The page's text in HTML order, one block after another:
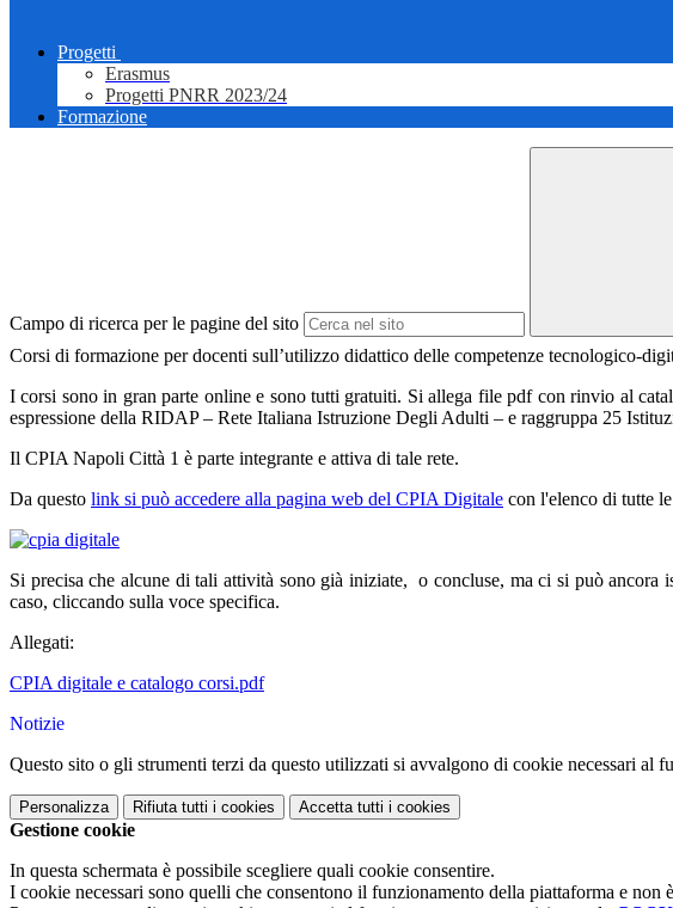
Progetti
Erasmus
Progetti PNRR 2023/24
Formazione
Campo di ricerca per le pagine del sito
Corsi di formazione per docenti sull’utilizzo didattico delle competenze tecnologico-
I corsi sono in gran parte online e sono tutti gratuiti. Si allega file pdf con rinvio al
espressione della RIDAP – Rete Italiana Istruzione Degli Adulti – e raggruppa 25
Il CPIA Napoli Città 1 è parte integrante e attiva di tale rete.
Da questo link si può accedere alla pagina web del CPIA Digitale con l'elenco di tutte
Si precisa che alcune di tali attività sono già iniziate, o concluse, ma ci si può ancora
caso, cliccando sulla voce specifica.
Allegati:
CPIA digitale e catalogo corsi.pdf
Notizie
Questo sito o gli strumenti terzi da questo utilizzati si avvalgono di cookie necessari al
Personalizza Rifiuta tutti i cookies Accetta tutti i cookies
Gestione cookie
In questa schermata è possibile scegliere quali cookie consentire.
I cookie necessari sono quelli che consentono il funzionamento della piattaforma e non